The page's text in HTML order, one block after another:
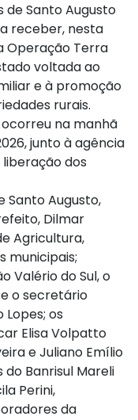
Santo Augusto
receber, nesta
Operação Terra
voltada ao
e à promoção
rurais.
na manhã
junto à agência
dos
Augusto,
Dilmar
Agricultura,
municipais;
Valério do Sul, o
o secretário
os
Elisa Volpatto
e Juliano Emílio
Banrisul Mareli
Perini,
da